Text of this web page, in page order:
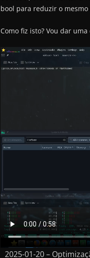
bool para reduzir o
Como fiz isto? Vou dar
2025-01-20 –